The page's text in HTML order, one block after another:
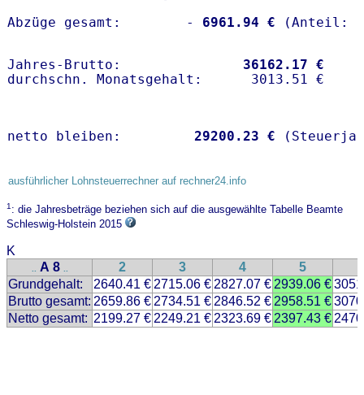
Abzüge gesamt:        -
6961.94 €
Jahres-Brutto: 36162.17 €
netto bleiben: 29200.23 €
ausführlicher Lohnsteuerrechner auf rechner24.info
1: die Jahresbeträge beziehen sich auf die ausgewählte Tabelle Beamte
Schleswig-Holstein 2015
K
.. A 8 .. 2 3 4 5
Grundgehalt:
2640.41 € 2715.06 € 2827.07 € 2939.06 €
Brutto gesamt: 2659.86 € 2734.51 € 2846.52 € 2958.51 €
Netto gesamt: 2199.27 € 2249.21 € 2323.69 € 2397.43 €